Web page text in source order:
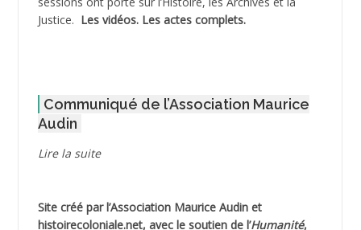
ADOUL Arab *
AGOULMINE
AHLOUCHE Mabrouk *
Justice. Les vidéos. Les actes complets.
Communiqué de l’Association Maurice
Audin
Lire la suite
Site créé par l’Association Maurice Audinet
histoirecoloniale.net, avec le soutien de l’Humanité,